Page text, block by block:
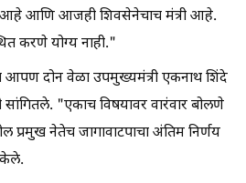
आणि आजही शिवसेनेचाच मंत्री आहे.
करणे योग्य नाही."
दोन वेळा उपमुख्यमंत्री एकनाथ शिंदे
सांगितले. "एकाच विषयावर वारंवार बोलणे
प्रमुख नेतेच जागावाटपाचा अंतिम निर्णय
केले.